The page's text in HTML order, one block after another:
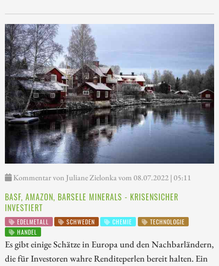
Kommentar von Juliane Zielonka vom 08.07.2022 | 05:11
BASF, AMAZON, BARSELE MINERALS - KRISENSICHER
INVESTIERT
EDELMETALL SCHWEDEN CHEMIE
TECHNOLOGIE
HANDEL
Es gibt einige Schätze in Europa und den Nachbarländern,
die für Investoren wahre Renditeperlen bereit halten. Ein